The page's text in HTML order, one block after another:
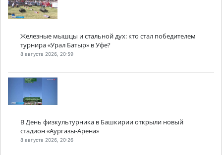
Железные мышцы и стальной дух: кто стал победителем
турнира «Урал Батыр» в Уфе?
8 августа 2026, 20:59
В День физкультурника в Башкирии открыли новый
стадион «Аургазы-Арена»
8 августа 2026, 20:26